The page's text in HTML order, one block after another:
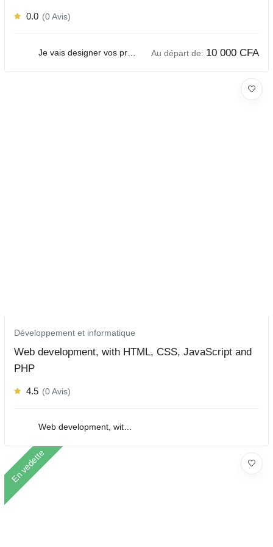
0.0 (0 Avis)
Au départ de: 10 000 CFA
Développement et informatique
Web development, with HTML, CSS, JavaScript and
PHP
4.5 (0 Avis)
Web development, with HTML, CSS, JavaScript and PHP
En vedette